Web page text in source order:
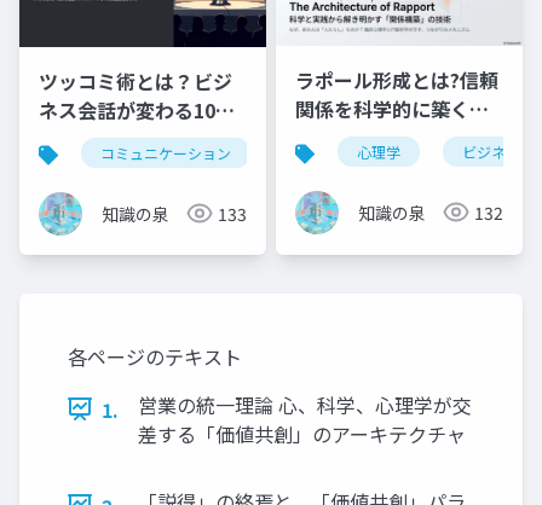
ツッコミ術とは？ビジ
ネス会話が変わる10の
型と6つのメリット完全
ガイド
コミュニケーション ツッコミ 会話術
知識の泉 133
ラポール形成とは?信頼
関係を科学的に築く方
法を徹底解説【行動科
学】
心理学 ビジネスス
知識の泉 132
各ページのテキスト
1.
営業の統一理論 心、科学、心理学が交
差する「価値共創」のアーキテクチャ